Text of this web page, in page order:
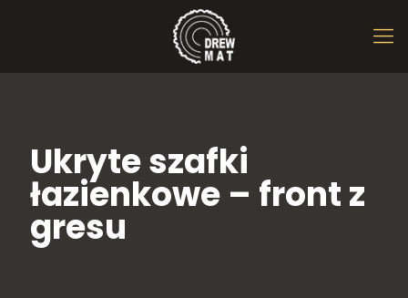
Ukryte szafki
łazienkowe – front z
gresu